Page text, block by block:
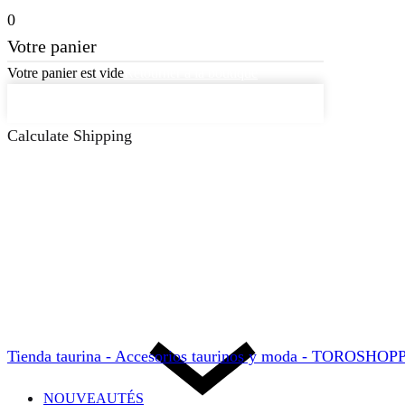
0
Votre panier
Votre panier est vide
Calculate Shipping
Tienda taurina - Accesorios taurinos y moda -
NOUVEAUTÉS